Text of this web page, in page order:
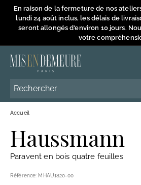
Passer
Pause
En raison de la fermeture de nos
lundi 24 août inclus, les délais de
seront allongés d'environ 10 jours.
votre
M
s
e
n
D
e
m
e
Accueil
Haussmann
Paravent en bois quatre feuilles
Référence: MHAU1820-00